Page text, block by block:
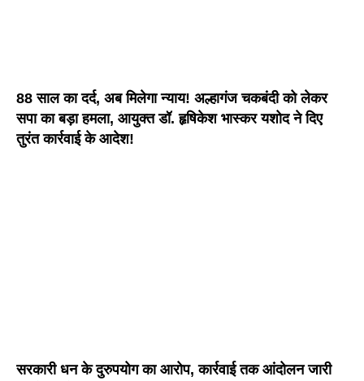
88 साल का दर्द, अब मिलेगा न्याय! अल्हागंज चकबंदी को लेकर
सपा का बड़ा हमला, आयुक्त डॉ. हृषिकेश भास्कर यशोद ने दिए
तुरंत कार्रवाई के आदेश!
सरकारी धन के दुरुपयोग का आरोप, कार्रवाई तक आंदोलन जारी